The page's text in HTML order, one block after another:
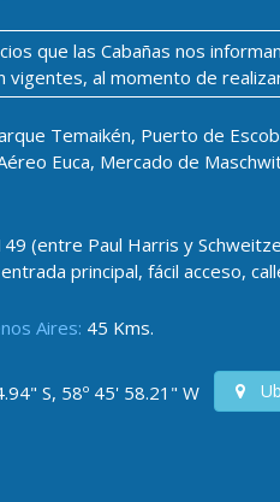
que las Cabañas nos
vigentes, al momento de
Temaikén, Puerto de
Euca, Mercado de
(entre Paul Harris y
principal, fácil acceso,
Aires: 45 Kms.
S, 58º 45' 58.21" W